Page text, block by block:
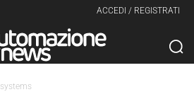
ACCEDI / REGISTRATI